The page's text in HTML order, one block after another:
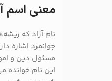
معنی اسم
نام آراد که
جوانمرد اشاره
مسئول دین و
این نام خوانده